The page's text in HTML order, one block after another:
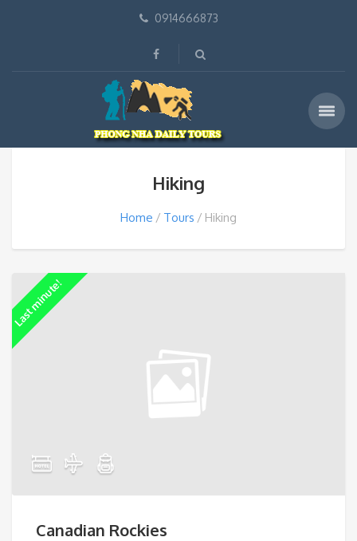
0914666873
Hiking
Home Tours Hiking
Last minute!
Canadian Rockies